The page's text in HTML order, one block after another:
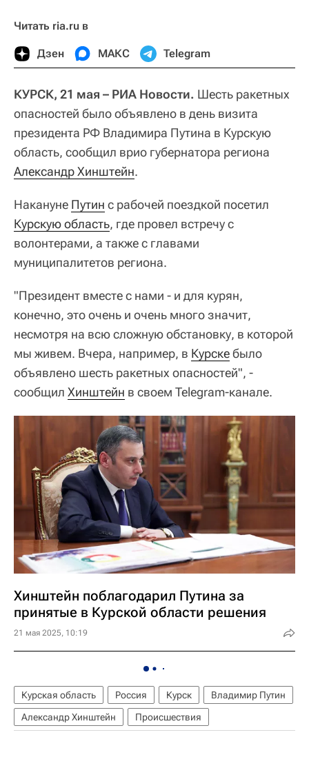
Читать ria.ru в
Дзен МАКС Telegram
КУРСК, 21 мая – РИА Новости. Шесть ракетных
опасностей было объявлено в день визита
президента РФ Владимира Путина в Курскую
область, сообщил врио губернатора региона
Александр Хинштейн.
Накануне Путин с рабочей поездкой посетил
Курскую область, где провел встречу с
волонтерами, а также с главами
муниципалитетов региона.
"Президент вместе с нами - и для курян,
конечно, это очень и очень много значит,
несмотря на всю сложную обстановку, в которой
мы живем. Вчера, например, в Курскебыло
объявлено шесть ракетных опасностей", -
сообщил Хинштейн в своем Telegram-канале.
Хинштейн поблагодарил Путина за
принятые в Курской области решения
21 мая 2025, 10:19
Курская область Россия Курск
Владимир Путин
Александр Хинштейн
Происшествия